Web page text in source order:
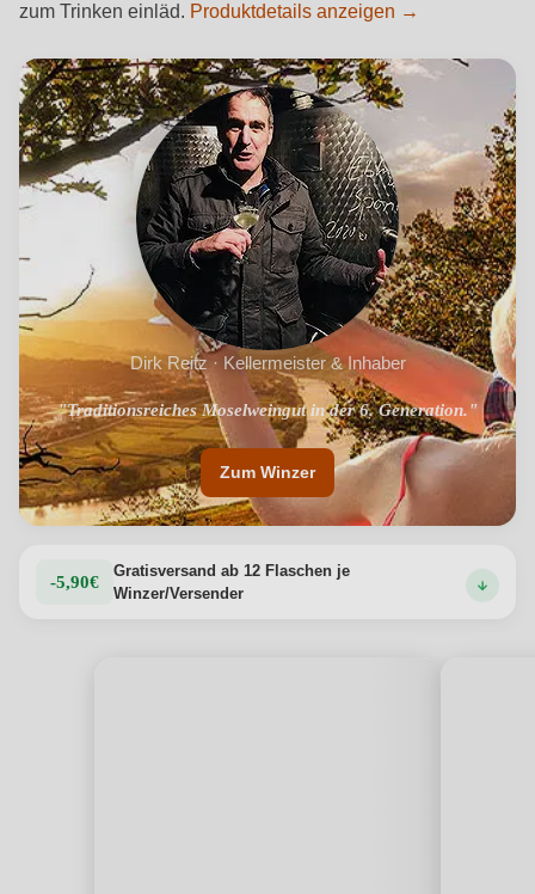
zum Trinken einläd. Produktdetails anzeigen →
Dirk Reitz · Kellermeister & Inhaber
"Traditionsreiches Moselweingut in der 6. Generation."
Zum Winzer
-5,90€
Gratisversand ab 12 Flaschen je
Winzer/Versender